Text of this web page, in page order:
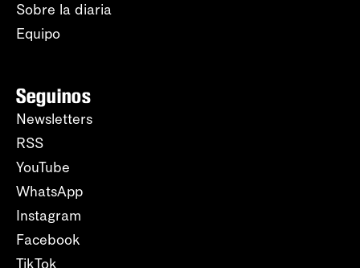
Sobre la diaria
Equipo
Seguinos
Newsletters
RSS
YouTube
WhatsApp
Instagram
Facebook
TikTok